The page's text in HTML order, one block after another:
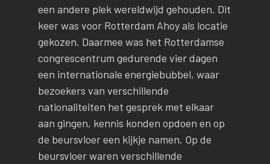
een andere plek wereldwijd gehouden. Dit
keer was voor Rotterdam Ahoy als locatie
gekozen. Daarmee was het Rotterdamse
congrescentrum gedurende vier dagen
een internationale energiebubbel, waar
bezoekers van verschillende
nationaliteiten het gesprek met elkaar
aan gingen, kennis konden opdoen en op
de beursvloer een kijkje namen. Op de
beursvloer waren verschillende